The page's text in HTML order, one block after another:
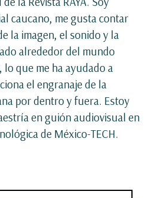
caucano, me gusta contar
la imagen, el sonido y la
alrededor del mundo
que me ha ayudado a
el engranaje de la
por dentro y fuera. Estoy
en guión audiovisual en
de México-TECH.